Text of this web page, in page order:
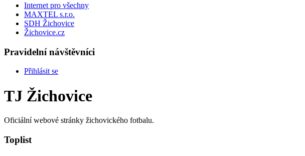
Internet pro všechny
MAXTEL s.r.o.
SDH Žichovice
Žichovice.cz
Pravidelní návštěvníci
Přihlásit se
TJ Žichovice
Oficiální webové stránky žichovického fotbalu.
Toplist